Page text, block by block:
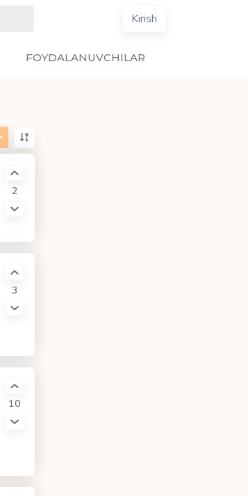
Kirish
FOYDALANUVCHILAR
2
3
10